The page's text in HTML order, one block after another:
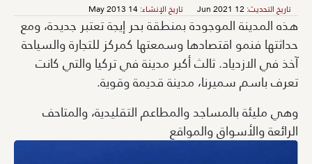
تاريخ التحديث:
12 Jun 2021 تاريخ الإنشاء:
14 May 2013
هذه المدينة الموجودة بمنطقة بحر إيجة تعتبر جديدة، ومع
حداثتها فنمو اقتصادها وسمعتها كمركز للتجارة والسياحة
آخذ في الازدياد. ثالث أكبر مدينة في تركيا والتي كانت
تعرف باسم سميرنا، مدينة قديمة وقوية.
وهي مليئة بالمساجد والمطاعم التقليدية، والمتاحف
الرائعة والأسواق والمواقع